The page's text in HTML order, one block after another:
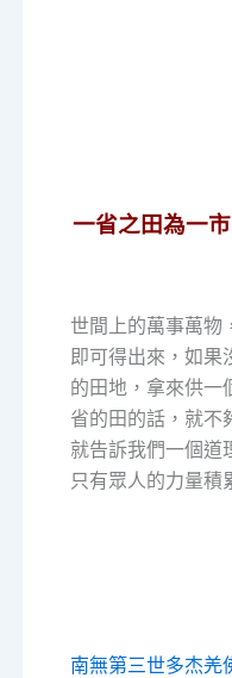
一省之田為一
世間上的萬事萬物
即可得出來，如果
的田地，拿來供一
省的田的話，就不
就告訴我們一個道
只有眾人的力量積
南無第三世多杰羌